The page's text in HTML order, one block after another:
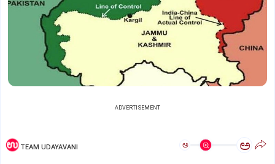
ADVERTISEMENT
TEAM UDAYAVANI ಅ ಅ